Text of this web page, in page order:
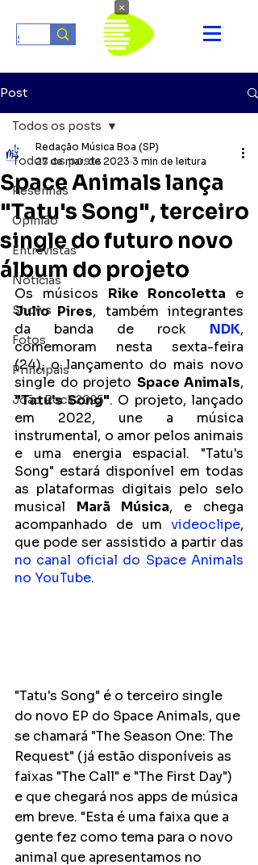
Post
Todos os posts
Resenhas
Opinião
Entrevistas
Notícias
Shows
Fotos
Principais
João Rock 2025
Todos os posts
Space Animals lança
"Tatu's Song", terceiro
single do futuro novo
álbum do projeto
Redação Música Boa (SP)
27 de mar. de 2023 3 min de leitura
Os músicos Rike Roncoletta
Julio Pires, também integrantes
da banda de rock NDK,
comemoram nesta sexta-feira
(24), o lançamento do mais novo
single do projeto Space Animals
"Tatu's Song". O projeto, lançado
em 2022, une a música
instrumental, o amor pelos animais
e uma energia espacial. "Tatu's
Song" estará disponível em todas
as plataformas digitais pelo selo
musical Marã Música, e chega
acompanhado de um videoclipe,
no canal oficial do Space Animals
no YouTube.
"Tatu's Song" é o terceiro single
do novo EP do Space Animals, que
se chamará "The Season One: The
Request" (já estão disponíveis as
faixas "The Call" e "The First Day")
e que chegará nos apps de música
em breve. "Esta é uma faixa que a
gente fez como tema para o novo
animal que apresentamos no
×